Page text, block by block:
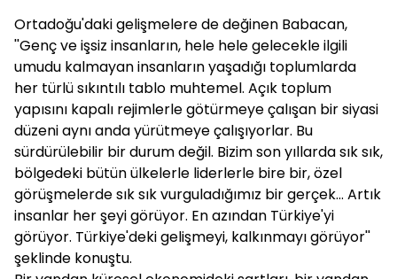
Ortadoğu'daki gelişmelere de değinen Babacan,
''Genç ve işsiz insanların, hele hele gelecekle ilgili
umudu kalmayan insanların yaşadığı toplumlarda
her türlü sıkıntılı tablo muhtemel. Açık toplum
yapısını kapalı rejimlerle götürmeye çalışan bir siyasi
düzeni aynı anda yürütmeye çalışıyorlar. Bu
sürdürülebilir bir durum değil. Bizim son yıllarda sık sık,
bölgedeki bütün ülkelerle liderlerle bire bir, özel
görüşmelerde sık sık vurguladığımız bir gerçek... Artık
insanlar her şeyi görüyor. En azından Türkiye'yi
görüyor. Türkiye'deki gelişmeyi, kalkınmayı görüyor''
şeklinde konuştu.